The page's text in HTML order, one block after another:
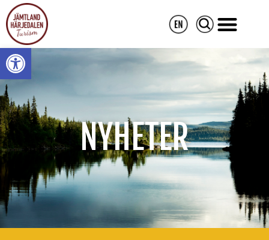
Open toolbar
NYHETER